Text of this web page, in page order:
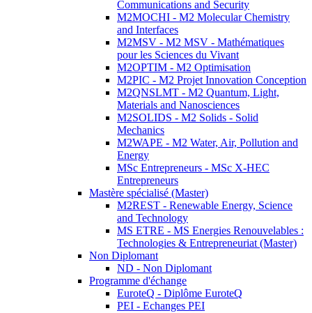
Communications and Security
M2MOCHI - M2 Molecular Chemistry
and Interfaces
M2MSV - M2 MSV - Mathématiques
pour les Sciences du Vivant
M2OPTIM - M2 Optimisation
M2PIC - M2 Projet Innovation Conception
M2QNSLMT - M2 Quantum, Light,
Materials and Nanosciences
M2SOLIDS - M2 Solids - Solid
Mechanics
M2WAPE - M2 Water, Air, Pollution and
Energy
MSc Entrepreneurs - MSc X-HEC
Entrepreneurs
Mastère spécialisé (Master)
M2REST - Renewable Energy, Science
and Technology
MS ETRE - MS Energies Renouvelables :
Technologies & Entrepreneuriat (Master)
Non Diplomant
ND - Non Diplomant
Programme d'échange
EuroteQ - Diplôme EuroteQ
PEI - Echanges PEI